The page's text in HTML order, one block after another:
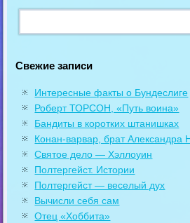
Свежие записи
Интересные факты о Бундеслиге
Роберт ТОРСОН, «Путь воина»
Бандиты в коротких штанишках
Конан-варвар, брат Александра
Святое дело — Хэллоуин
Полтергейст. Истории
Полтергейст — веселый дух
Вычисли себя сам
Отец «Хоббита»